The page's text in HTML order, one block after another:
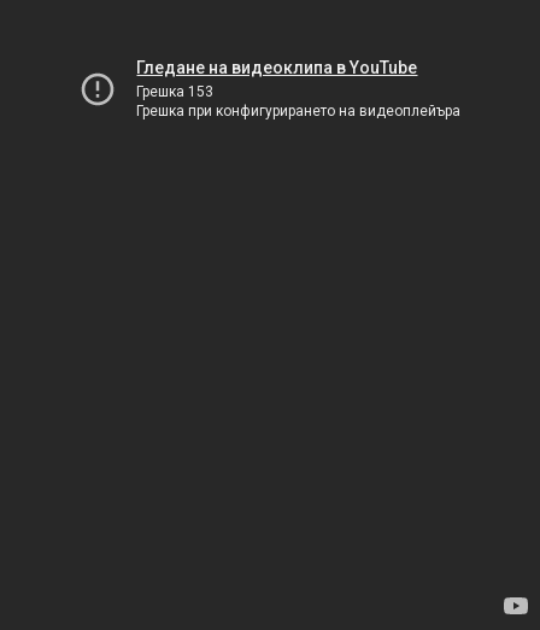
Гледане на видеоклипа в YouTube
Грешка 153
Грешка при конфигурирането на видеоплейъра